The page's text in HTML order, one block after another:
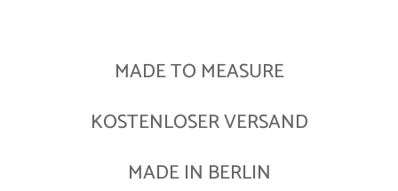
MADE TO MEASURE
KOSTENLOSER VERSAND
MADE IN BERLIN